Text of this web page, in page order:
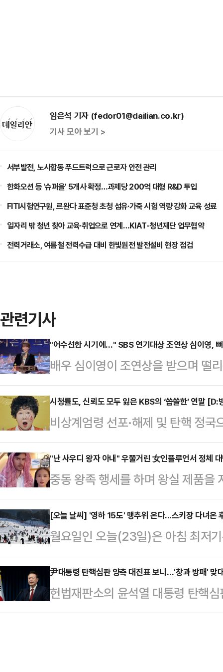
임은석 기자 (fedor01@dailian.co.kr)
기사 모아 보기 >
서부발전, 노사합동 푸드트럭으로 근로자 안전 관리
한화오션 등 '슈퍼을' 5개사 확정…과제당 200억 대형 R&D 투입
FITI시험연구원, 르완다 표준청 초청 섬유·가죽 시험 역량 강화 교육 성료
일자리 밖 청년 찾아 교육·취업으로 연계…KIAT-청년재단 업무협약
전력거래소, 여름철 전력수급 대비 한빛원전 발전설비 현장 점검
관련기사
"어수선한 시기에…" SBS 연기대상 조연상 심이영,
배우 심이영이 조연상을 받으며 떨
상암동 SBS프리즘타워에서 열린
영이 '7인의 부활'로 조연상을 받았
렵고 어수선한 시기에 이렇게 서로
는 자리가 마련된 것은 감사한 일인
도 못했던 상이라 떨리는데 뜻깊은
"무엇보다도 '7인의 탈출'을 탄생시
분들,…
시청률도, 신뢰도 모두 잃은 KBS의 ‘씁쓸한’ 연말 [D:
비상계엄령 선포·해제 및 탄핵 정
들이 결방했지만 이 틈을 뉴스 특보
역할’을 다시금 상기시키고 있다.
들의 떨어진 신뢰도를 입증했으며,
상식에 대한 기대감도 크지 않은 상
지난 14일, MBC는 뉴스 특보로
입증했다. 평균 6% 내외의 시청률
의 시청률을 기록…
"난 사우디 왕자 아내" 우쭐거린 女인플루언서 정체
중동 왕족 행세를 하며 왕실 제품을
인플루언서들의 계정이 삭제됐다
스트(SCMP)에 따르면 외국인 배
하고 저질 제품을 판매한 인플루언
정지됐다.중국 소셜미디어 '더우인'
고급 빌라 앞에서 아랍인으로 보이
린은 "제 남편은 부유하고 영향력
임신 4개월이 넘었다"고…
[오늘 날씨] '영하 15도' 맹추위 온다...스키장 다녀온
월요일인 오늘(23일)은 아침 최저
가 찾아올 것으로 예상된다.기상청
낮 최고기온은 3~10도를 오르내리
과 전라권, 제주도는 구름이 많아
내일 새벽까지 바람이 순간풍속
尹대통령 탄핵심판 양측 대진표 보니…'창과 방패' 맞
헌법재판소의 윤석열 대통령 탄핵
남기지 않은 가운데 양측 대진표가